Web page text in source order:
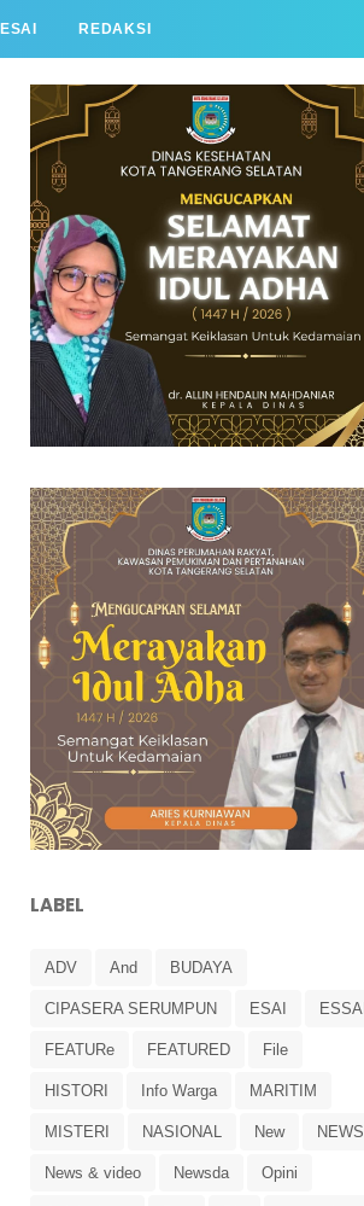
ESAI REDAKSI
LABEL
ADV And BUDAYA
CIPASERA SERUMPUN ESAI ESSAI
FEATURe FEATURED File
HISTORI Info Warga MARITIM
MISTERI NASIONAL New NEWS
News & video Newsda Opini